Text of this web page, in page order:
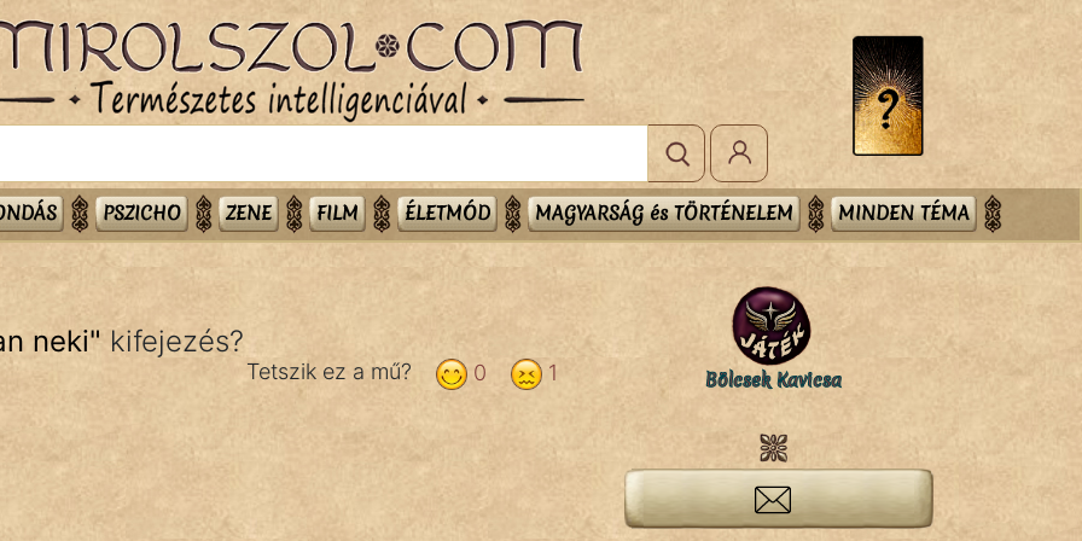
PSZICHO ZENE FILM ÉLETMÓD MAGYARSÁG és TÖRTÉNELEM MINDEN TÉMA
neki" kifejezés?
1
0
Tetszik ez a mű? Bölcsek Kavicsa